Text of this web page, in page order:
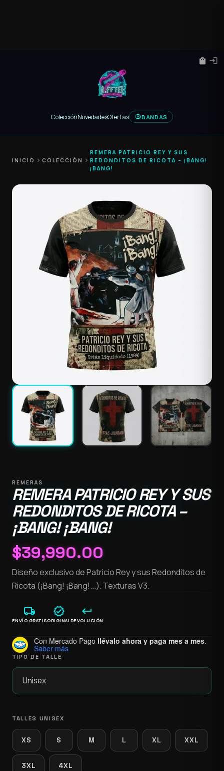
ColecciónNovedadesOfertas BANDAS
shopping_bag login
INICIO chevron_right COLECCIÓN chevron_right
REMERA PATRICIO REY Y SUS
REDONDITOS DE RICOTA – ¡BANG!
¡BANG!
REMERAS
REMERA PATRICIO REY Y SUS
REDONDITOS DE RICOTA –
¡BANG! ¡BANG!
$39,990.00
Diseño exclusivo de Patricio Rey y sus Redonditos de
Ricota (¡Bang! ¡Bang!...). Texturas V3.
local_shipping
ENVÍO GRATIS
verified
ORIGINAL
keyboard_return
DEVOLUCIÓN
Con Mercado Pago llévalo ahora y paga mes a mes.
Saber más
TIPO DE TALLE
TALLES UNISEX
XS S M L XL XXL
3XL 4XL